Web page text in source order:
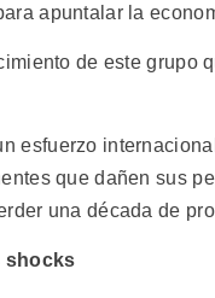
apuntalar la
de este grupo
esfuerzo
que dañen sus
una década de
shocks